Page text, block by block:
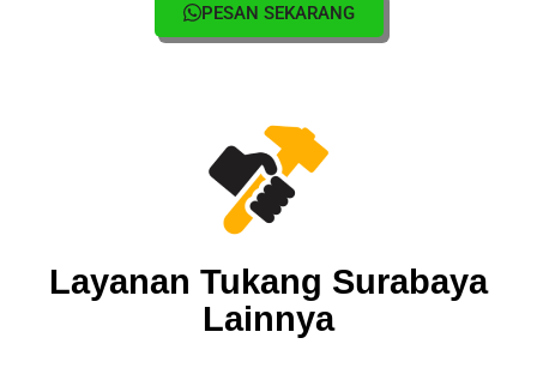
PESAN SEKARANG
Layanan Tukang Surabaya
Lainnya